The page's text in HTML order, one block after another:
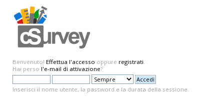
Benvenuto! Effettua l'accesso oppure registrati.
Hai perso l'e-mail di attivazione?
Inserisci il nome utente, la password e la durata della sessione.